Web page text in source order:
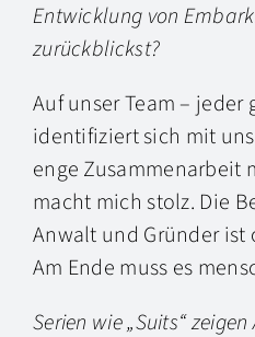
Entwicklung von
zurückblickst?
Auf unser Team – jeder
identifiziert sich mit
enge Zusammenarbeit
macht mich stolz. Die
Anwalt und Gründer ist
Am Ende muss es
Serien wie „Suits“